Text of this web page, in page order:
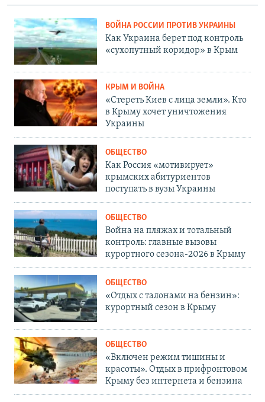
ВОЙНА РОССИИ ПРОТИВ УКРАИНЫ
Как Украина берет под контроль
«сухопутный коридор» в Крым
КРЫМ И ВОЙНА
«Стереть Киев с лица земли». Кто
в Крыму хочет уничтожения
Украины
ОБЩЕСТВО
Как Россия «мотивирует»
крымских абитуриентов
поступать в вузы Украины
ОБЩЕСТВО
Война на пляжах и тотальный
контроль: главные вызовы
курортного сезона-2026 в Крыму
ОБЩЕСТВО
«Отдых с талонами на бензин»:
курортный сезон в Крыму
ОБЩЕСТВО
«Включен режим тишины и
красоты». Отдых в прифронтовом
Крыму без интернета и бензина